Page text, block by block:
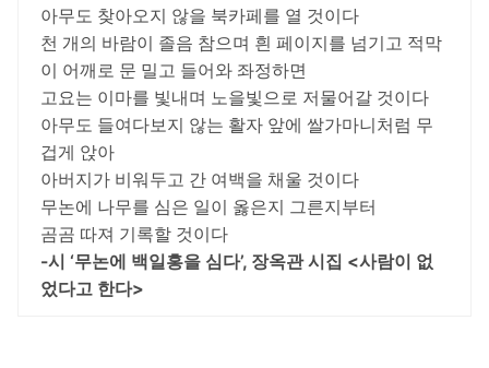
아무도 찾아오지 않을 북카페를 열 것이다
천 개의 바람이 졸음 참으며 흰 페이지를 넘기고 적막
이 어깨로 문 밀고 들어와 좌정하면
고요는 이마를 빛내며 노을빛으로 저물어갈 것이다
아무도 들여다보지 않는 활자 앞에 쌀가마니처럼 무
겁게 앉아
아버지가 비워두고 간 여백을 채울 것이다
무논에 나무를 심은 일이 옳은지 그른지부터
곰곰 따져 기록할 것이다
-시 ‘무논에 백일홍을 심다’, 장옥관 시집 <사람이 없
었다고 한다>